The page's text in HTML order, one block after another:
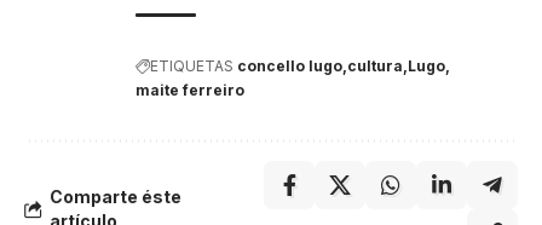
ETIQUETAS concello lugo cultura Lugo
maite ferreiro
Comparte éste
artículo